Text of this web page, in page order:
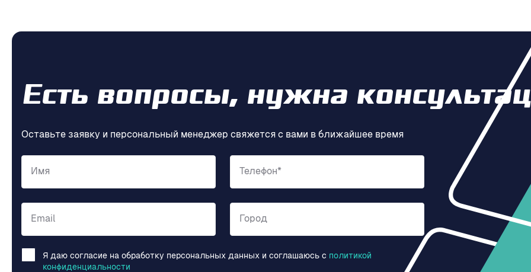
Есть вопросы, нужна
Оставьте заявку и персональный менеджер свяжется с вами в ближайшее время
Имя Телефон*
Email Город
Я даю согласие на обработку персональных данных и соглашаюсь c политикой
конфиденциальности